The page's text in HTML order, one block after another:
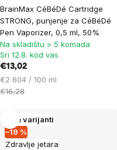
BrainMax CéBéDé Cartridge
STRONG, punjenje za CéBéDé
Pen Vaporizer, 0,5 ml, 50%
Na skladištu > 5 komada
Sri 12.8. kod vas
€13,02
Cijena
mjere:
€2 604 / 100 ml
€16,28
Zdravlje jetara
–19 %
Više varijanti